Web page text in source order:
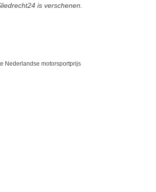
is verschenen.
Nederlandse motorsportprijs